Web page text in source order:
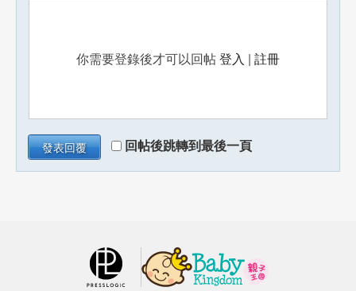
你需要登錄後才可以回帖登入 | 註冊
發表回覆 回帖後跳轉到最後一頁